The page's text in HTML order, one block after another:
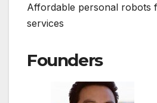
Affordable personal robots
services
Founders